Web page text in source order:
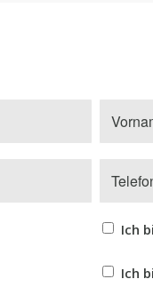
Ich
Ich